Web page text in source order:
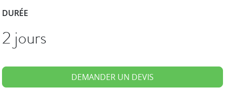
DURÉE
2 jours
DEMANDER UN DEVIS